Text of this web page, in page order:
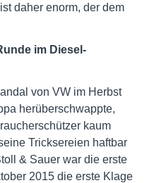
daher enorm, der dem
im Diesel-
von VW im Herbst
herüberschwappte,
kaum
Tricksereien haftbar
& Sauer war die erste
2015 die erste Klage